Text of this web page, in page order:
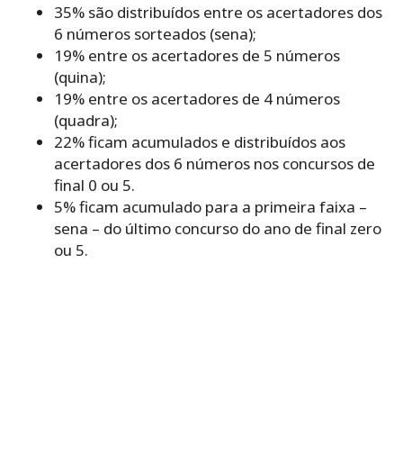
35% são distribuídos entre os acertadores dos
6 números sorteados (sena);
19% entre os acertadores de 5 números
(quina);
19% entre os acertadores de 4 números
(quadra);
22% ficam acumulados e distribuídos aos
acertadores dos 6 números nos concursos de
final 0 ou 5.
5% ficam acumulado para a primeira faixa –
sena – do último concurso do ano de final zero
ou 5.